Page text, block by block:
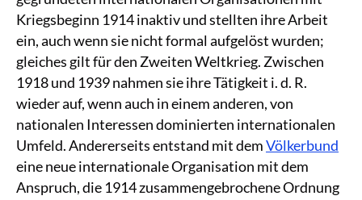
Kriegsbeginn 1914 inaktiv und stellten ihre Arbeit
ein, auch wenn sie nicht formal aufgelöst wurden;
gleiches gilt für den Zweiten Weltkrieg. Zwischen
1918 und 1939 nahmen sie ihre Tätigkeit i. d. R.
wieder auf, wenn auch in einem anderen, von
nationalen Interessen dominierten internationalen
Umfeld. Andererseits entstand mit demVölkerbund
eine neue internationale Organisation mit dem
Anspruch, die 1914 zusammengebrochene Ordnung